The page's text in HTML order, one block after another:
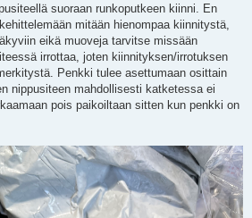
suoraan runkoputkeen kiinni. En
mitään hienompaa kiinnitystä,
eikä muoveja tarvitse missään
irrottaa, joten kiinnityksen/irrotuksen
Penkki tulee asettumaan osittain
nippusiteen mahdollisesti katketessa ei
pois paikoiltaan sitten kun penkki on